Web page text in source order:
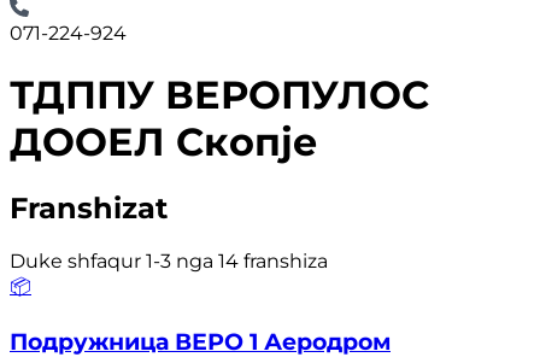
071-224-924
ТДППУ ВЕРОПУЛОС
ДООЕЛ Скопје
Franshizat
Duke shfaqur 1-3 nga 14 franshiza
📦
Подружница ВЕРО 1 Аеродром